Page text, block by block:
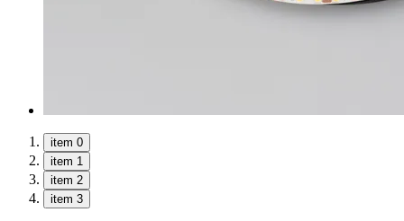
item 0
item 1
item 2
item 3